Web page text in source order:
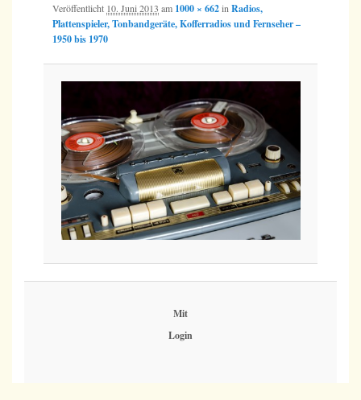
Veröffentlicht 10. Juni 2013 am 1000 × 662in Radios,
Plattenspieler, Tonbandgeräte, Kofferradios und Fernseher –
1950 bis 1970
Mit
Login